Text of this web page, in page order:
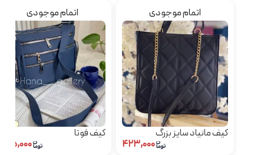
اتمام موجودی
کیف مانیاد سایز بزرگ
اتمام موجودی
کیف فوتا